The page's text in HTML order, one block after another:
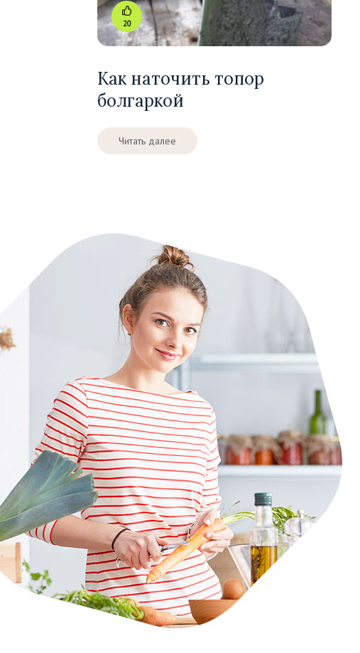
20
Как наточить топор
болгаркой
Читать далее